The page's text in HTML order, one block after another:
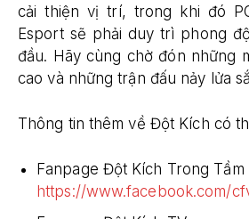
cải thiện vị trí, trong khi đó
Esport sẽ phải duy trì phong
đầu. Hãy cùng chờ đón những
cao và những trận đấu nảy lửa
Thông tin thêm về Đột Kích có
Fanpage Đột Kích Trong Tầm
https://www.facebook.com/